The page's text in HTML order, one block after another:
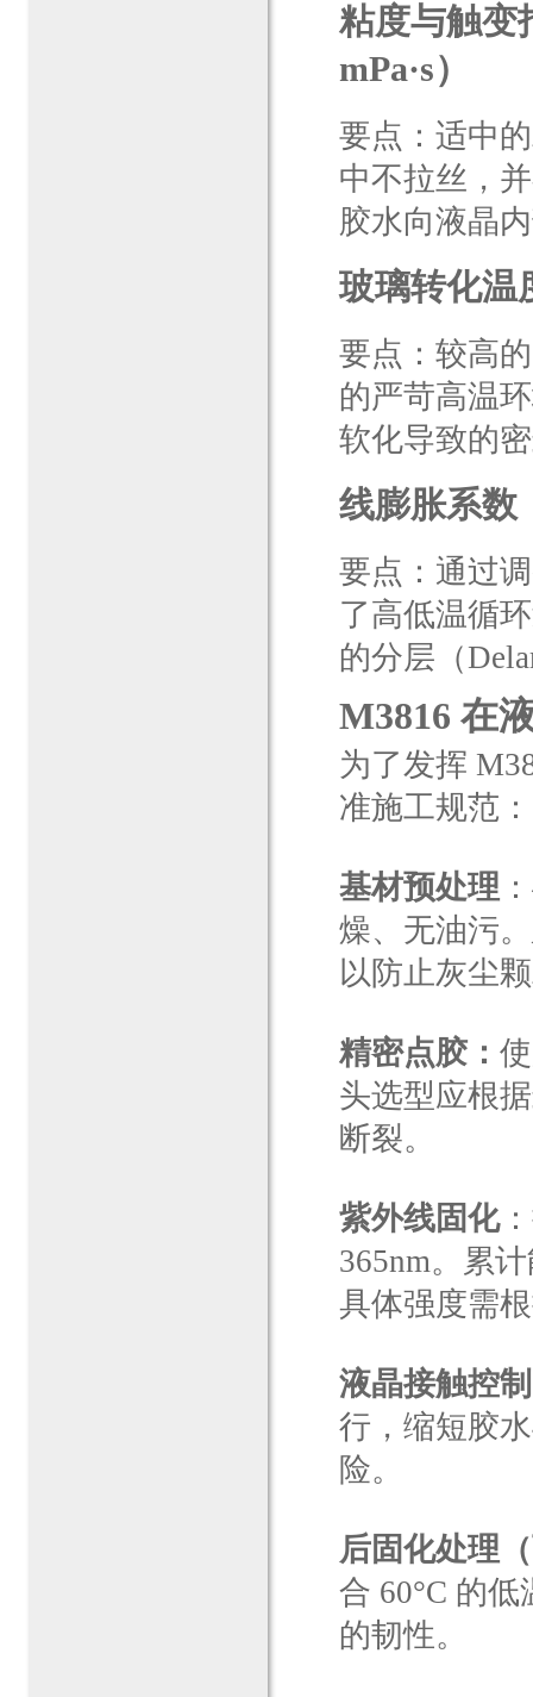
粘度与触变
mPa·s）
要点：适中
中不拉丝，
胶水向液晶
玻璃转化温
要点：较高
的严苛高温
软化导致的
线膨胀系数
要点：通过
了高低温循
的分层（
M3816 在
为了发挥
准施工规范：
基材预处理
燥、无油污
以防止灰尘
精密点胶：
头选型应根
断裂。
紫外线固化
365nm。累
具体强度需
液晶接触控
行，缩短胶
险。
后固化处理
合 60°C 的
的韧性。